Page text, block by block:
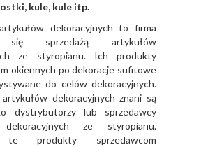
kule, kule itp.
dekoracyjnych to firma
się sprzedażą artykułów
ze styropianu. Ich produkty
okiennych po dekoracje sufitowe
do celów dekoracyjnych.
dekoracyjnych znani są
dystrybutorzy lub sprzedawcy
dekoracyjnych ze styropianu.
te produkty sprzedawcom